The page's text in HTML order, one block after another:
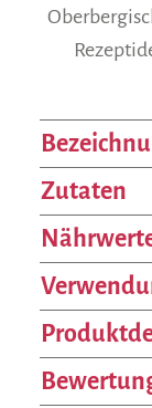
Zutaten